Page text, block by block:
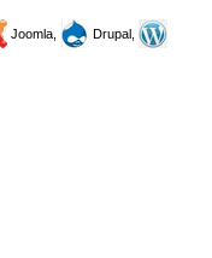
Joomla,
Drupal,